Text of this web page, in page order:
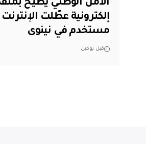
الأمن الوطني يطيح
مستخدم في نينوى
قبل يومين